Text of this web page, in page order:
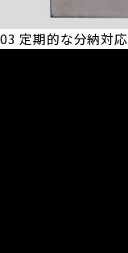
03 定期的な分納対応